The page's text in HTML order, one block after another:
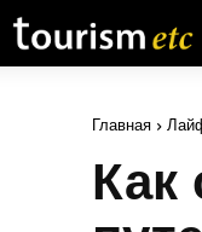
Главная
Как